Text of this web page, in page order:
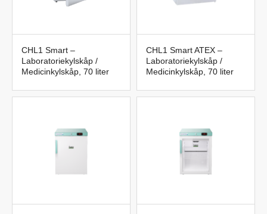
CHL1 Smart –
Laboratoriekylskåp /
Medicinkylskåp, 70 liter
CHL1 Smart ATEX –
Laboratoriekylskåp /
Medicinkylskåp, 70 liter